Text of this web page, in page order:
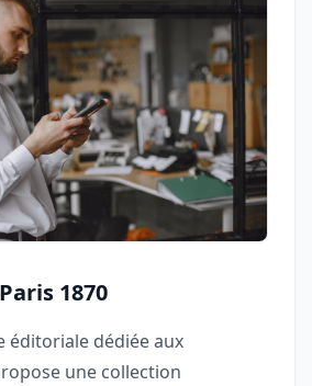
1870
éditoriale dédiée aux
une collection